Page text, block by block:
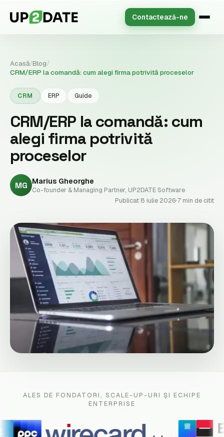
Contactează-ne
Acasă/Blog/
CRM/ERP la comandă: cum alegi firma potrivită proceselor
CRM ERP Guide
CRM/ERP la comandă: cum
alegi firma potrivită
proceselor
MG Marius Gheorghe
Co-founder & Managing Partner, UP2DATE Software
Publicat 8 iulie 2026 7 min de citit
ALES DE FONDATORI, SCALE-UP-URI ȘI ECHIPE
ENTERPRISE